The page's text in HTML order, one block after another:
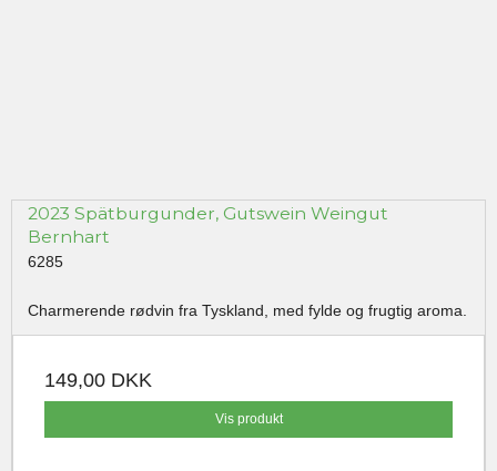
2023 Spätburgunder, Gutswein Weingut
Bernhart
6285
Charmerende rødvin fra Tyskland, med fylde og frugtig aroma.
149,00 DKK
Vis produkt